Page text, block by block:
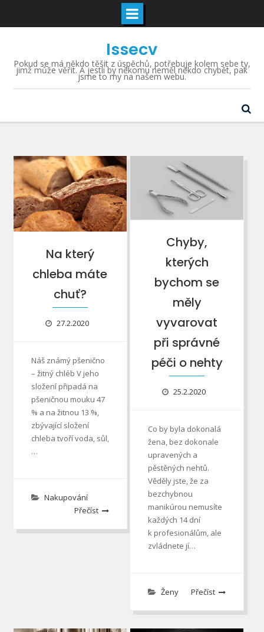
content
Issecv
Pokud se má někdo těšit z úspěchů, potřebuje kolem sebe ty,
jimž může věřit. A jestli by někomu neměl někdo chybět, pak
jsme to my na našem webu.
Na který
chleba máte
chuť?
27.2.2020
Náš známý pšenično
– žitný chléb V jeho
složení připadá na
pšeničnou mouku 47
% a na žitnou 13 %,
zbývající složení
chleba tvoří voda, sůl,
…
Nakupování
Přečíst
Chyby,
kterých
bychom se
měly
vyvarovat
při správné
péči o nehty
25.2.2020
Co by byla dokonalá
žena, bez dokonale
upravených a
pěstěných nehtů.
Věděly jste, že za
bezchybnou
manikúrou nemusíte
každých 14 dní
k profesionálům, ale
zvládnete jí…
Ženy Přečíst
Stránkování
příspěvků